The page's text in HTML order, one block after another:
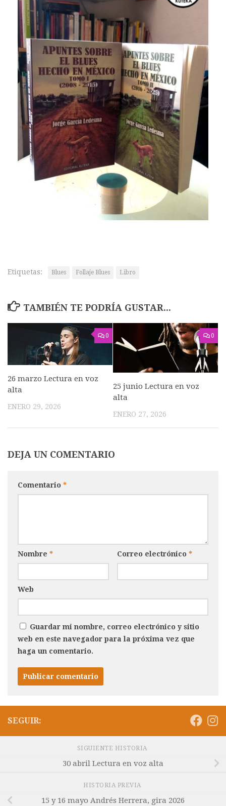
Etiquetas: Blues Follaje Blues Libro
TAMBIÉN TE PODRÍA GUSTAR...
0
26 marzo Lectura en voz
alta
ENERO 29, 2026
0
25 junio Lectura en voz
alta
ENERO 27, 2026
DEJA UN COMENTARIO
Comentario *
Nombre * Correo electrónico *
Web
Guardar mi nombre, correo electrónico y sitio
web en este navegador para la próxima vez que
haga un comentario.
SEGUIR:
SIGUIENTE HISTORIA
30 abril Lectura en voz alta
HISTORIA PREVIA
15 y 16 mayo Andrés Herrera, gira 2026